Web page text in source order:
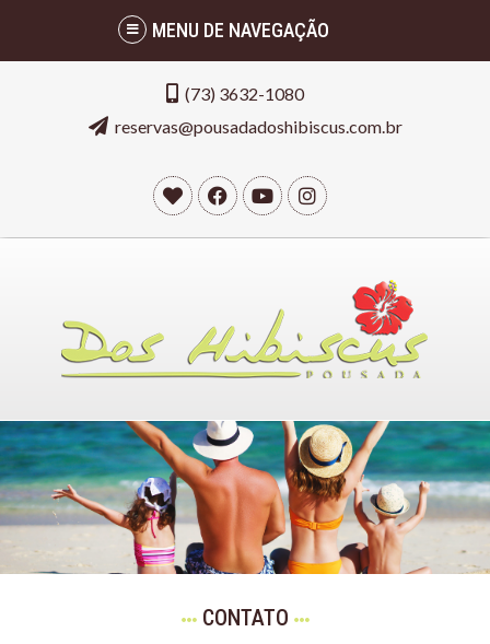
MENU DE NAVEGAÇÃO
(73) 3632-1080
reservas@pousadadoshibiscus.com.br
CONTATO